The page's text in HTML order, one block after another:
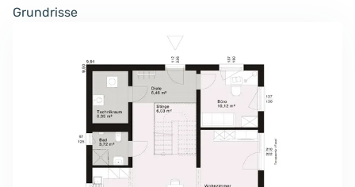
Grundrisse